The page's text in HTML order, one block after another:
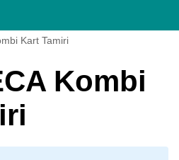
Kart Tamiri
Kombi